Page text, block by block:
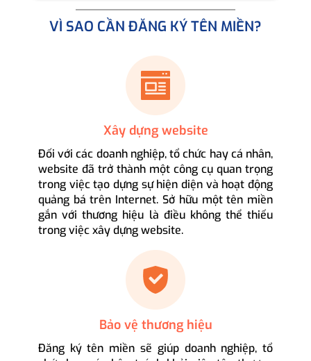
VÌ SAO CẦN ĐĂNG KÝ TÊN MIỀN?
Xây dựng website
Đối với các doanh nghiệp, tổ chức hay cá nhân,
website đã trở thành một công cụ quan trọng
trong việc tạo dựng sự hiện diện và hoạt động
quảng bá trên Internet. Sở hữu một tên miền
gắn với thương hiệu là điều không thể thiếu
trong việc xây dựng website.
Bảo vệ thương hiệu
Đăng ký tên miền sẽ giúp doanh nghiệp, tổ